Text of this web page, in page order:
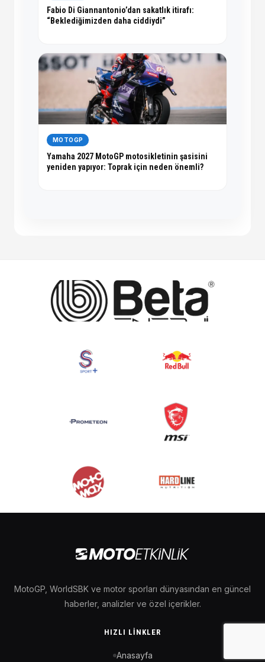
Fabio Di Giannantonio’dan sakatlık itirafı:
“Beklediğimizden daha ciddiydi”
MOTOGP
Yamaha 2027 MotoGP motosikletinin şasisini
yeniden yapıyor: Toprak için neden önemli?
MotoGP, WorldSBK ve motor sporları dünyasından en güncel
haberler, analizler ve özel içerikler.
HIZLI LINKLER
Anasayfa